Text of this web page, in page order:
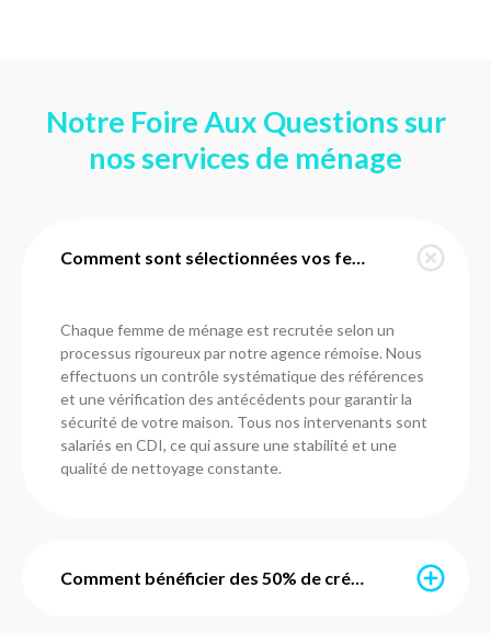
Notre Foire Aux Questions sur
nos services de ménage
Comment sont sélectionnées vos femmes de ménage à Chamery ?
Chaque femme de ménage est recrutée selon un
processus rigoureux par notre agence rémoise. Nous
effectuons un contrôle systématique des références
et une vérification des antécédents pour garantir la
sécurité de votre maison. Tous nos intervenants sont
salariés en CDI, ce qui assure une stabilité et une
qualité de nettoyage constante.
Comment bénéficier des 50% de crédit d'impôt immédiat ?